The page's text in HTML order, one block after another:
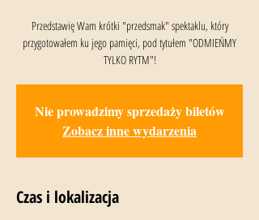
Przedstawię Wam krótki "przedsmak" spektaklu, który
przygotowałem ku jego pamięci, pod tytułem "ODMIEŃMY
TYLKO RYTM"!
Nie prowadzimy sprzedaży biletów
Zobacz inne wydarzenia
Czas i lokalizacja